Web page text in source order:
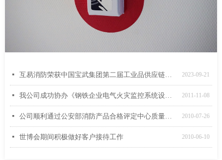
2023-09-21
넷 互易消防荣获中国宝武集团第二届工业品供应链生态伙伴大会22年度成本优胜奖
2011-11-08
넷 我公司成功协办《钢铁企业电气火灾监控系统设计规范》审查定稿工作会议
2010-07-26
넷 公司顺利通过公安部消防产品合格评定中心质量管理体系监督审核
2010-06-10
넷 世博会期间积极做好客户接待工作